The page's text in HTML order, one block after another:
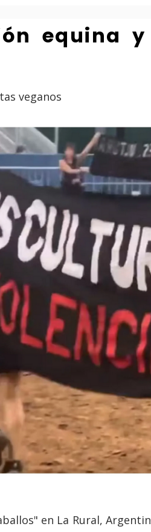
equina
veganos
en La Rural,